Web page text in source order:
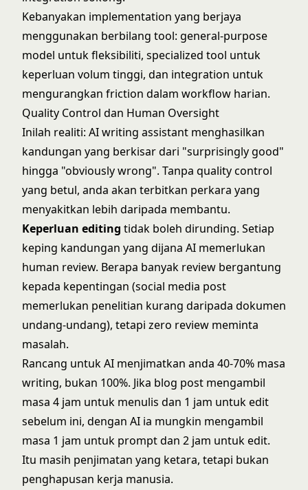
Kebanyakan implementation yang berjaya
menggunakan berbilang tool: general-purpose
model untuk fleksibiliti, specialized tool untuk
keperluan volum tinggi, dan integration untuk
mengurangkan friction dalam workflow harian.
Quality Control dan Human Oversight
Inilah realiti: AI writing assistant menghasilkan
kandungan yang berkisar dari "surprisingly good"
hingga "obviously wrong". Tanpa quality control
yang betul, anda akan terbitkan perkara yang
menyakitkan lebih daripada membantu.
Keperluan editing tidak boleh dirunding. Setiap
keping kandungan yang dijana AI memerlukan
human review. Berapa banyak review bergantung
kepada kepentingan (social media post
memerlukan penelitian kurang daripada dokumen
undang-undang), tetapi zero review meminta
masalah.
Rancang untuk AI menjimatkan anda 40-70% masa
writing, bukan 100%. Jika blog post mengambil
masa 4 jam untuk menulis dan 1 jam untuk edit
sebelum ini, dengan AI ia mungkin mengambil
masa 1 jam untuk prompt dan 2 jam untuk edit.
Itu masih penjimatan yang ketara, tetapi bukan
penghapusan kerja manusia.